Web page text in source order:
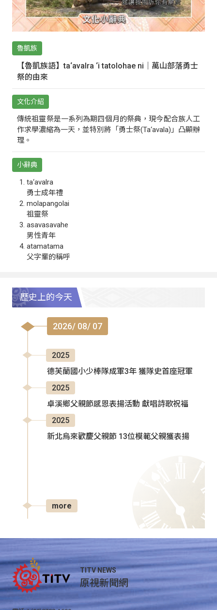
魯凱族
【魯凱族語】ta‘avalra ‘i tatolohae ni｜萬山部落勇士
祭的由來
文化介紹
傳統祖靈祭是一系列為期四個月的祭典，現今配合族人工
作求學濃縮為一天，並特別將「勇士祭(Ta‘avala)」凸顯辦
理。
小辭典
ta‘avalra
勇士成年禮
molapangolai
祖靈祭
asavasavahe
男性青年
atamatama
父字輩的稱呼
歷史上的今天
2026/ 08/ 07
2025
德芙蘭國小少棒隊成軍3年 獲隊史首座冠軍
2025
卓溪鄉父親節感恩表揚活動 獻唱詩歌祝福
2025
新北烏來歡慶父親節 13位模範父親獲表揚
more
TITV NEWS
原視新聞網